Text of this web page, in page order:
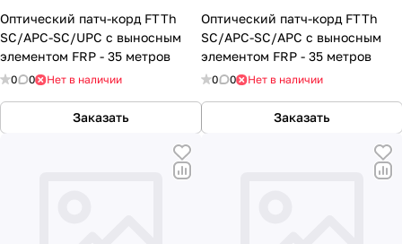
Оптический патч-корд FTTh
SC/APC-SC/UPC с выносным
элементом FRP - 35 метров
0 0 Нет в наличии
Заказать
Оптический патч-корд FTTh
SC/APC-SC/APC с выносным
элементом FRP - 35 метров
0 0 Нет в наличии
Заказать